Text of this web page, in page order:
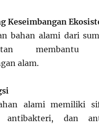
Keseimbangan
bahan alami dari
membantu
alam.
alami memiliki
antibakteri, dan